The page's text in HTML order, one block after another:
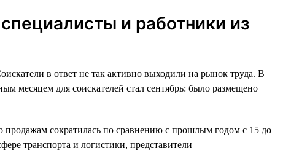
и работники из
в ответ не так активно выходили на рынок труда. В
месяцем для соискателей стал сентябрь: было размещено
продажам сократилась по сравнению с прошлым годом с 15 до
транспорта и логистики, представители